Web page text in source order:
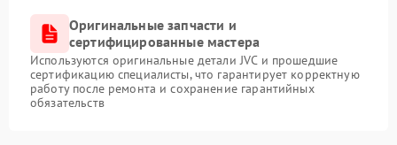
Оригинальные запчасти и
сертифицированные мастера
Используются оригинальные детали JVC и прошедшие
сертификацию специалисты, что гарантирует корректную
работу после ремонта и сохранение гарантийных
обязательств